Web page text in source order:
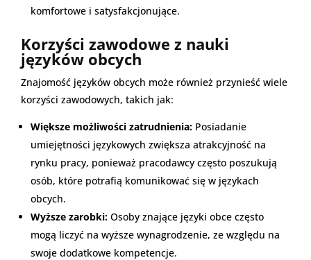
komfortowe i satysfakcjonujące.
Korzyści zawodowe z nauki
języków obcych
Znajomość języków obcych może również przynieść wiele
korzyści zawodowych, takich jak:
Większe możliwości zatrudnienia: Posiadanie
umiejętności językowych zwiększa atrakcyjność na
rynku pracy, ponieważ pracodawcy często poszukują
osób, które potrafią komunikować się w językach
obcych.
Wyższe zarobki: Osoby znające języki obce często
mogą liczyć na wyższe wynagrodzenie, ze względu na
swoje dodatkowe kompetencje.